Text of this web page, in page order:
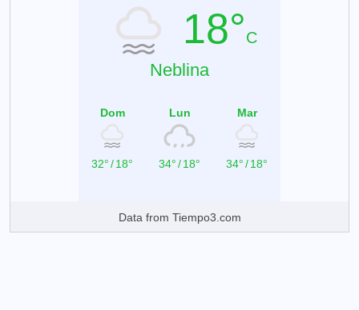
18°C
Neblina
Dom
32°/18°
Lun
34°/18°
Mar
34°/18°
Data from Tiempo3.com